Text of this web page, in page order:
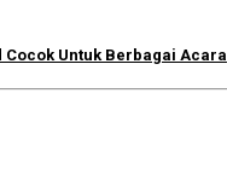
Untuk Berbagai Acara